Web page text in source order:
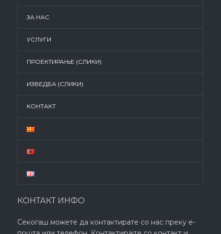
ЗА НАС
УСЛУГИ
ПРОЕКТИРАЊЕ (СЛИКИ)
ИЗВЕДБА (СЛИКИ)
КОНТАКТ
КОНТАКТ ИНФО
Секогаш можете да контактирате со нас преку е-